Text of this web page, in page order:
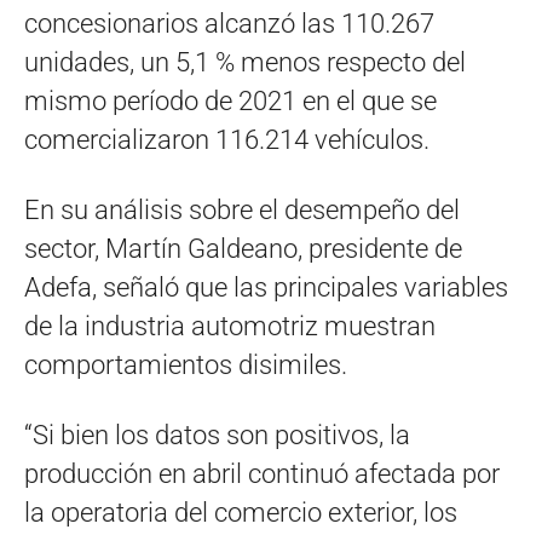
concesionarios alcanzó las 110.267
unidades, un 5,1 % menos respecto del
mismo período de 2021 en el que se
comercializaron 116.214 vehículos.
En su análisis sobre el desempeño del
sector, Martín Galdeano, presidente de
Adefa, señaló que las principales variables
de la industria automotriz muestran
comportamientos disimiles.
“Si bien los datos son positivos, la
producción en abril continuó afectada por
la operatoria del comercio exterior, los